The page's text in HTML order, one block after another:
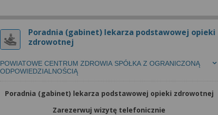
Poradnia (gabinet) lekarza podstawowej opieki
zdrowotnej
POWIATOWE CENTRUM ZDROWIA SPÓŁKA Z OGRANICZONĄ
ODPOWIEDZIALNOŚCIĄ
Poradnia (gabinet) lekarza podstawowej opieki zdrowotnej
Zarezerwuj wizytę telefonicznie